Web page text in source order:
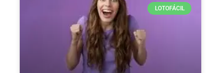
LOTOFÁCIL